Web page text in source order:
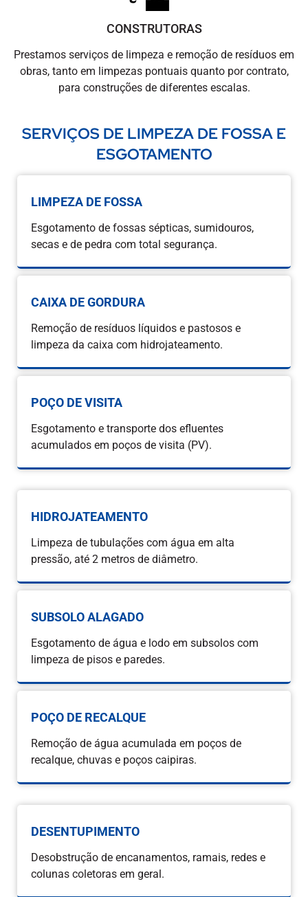
CONSTRUTORAS
Prestamos serviços de limpeza e remoção de resíduos em
obras, tanto em limpezas pontuais quanto por contrato,
para construções de diferentes escalas.
SERVIÇOS DE LIMPEZA DE FOSSA E
ESGOTAMENTO
LIMPEZA DE FOSSA
Esgotamento de fossas sépticas, sumidouros,
secas e de pedra com total segurança.
CAIXA DE GORDURA
Remoção de resíduos líquidos e pastosos e
limpeza da caixa com hidrojateamento.
POÇO DE VISITA
Esgotamento e transporte dos efluentes
acumulados em poços de visita (PV).
HIDROJATEAMENTO
Limpeza de tubulações com água em alta
pressão, até 2 metros de diâmetro.
SUBSOLO ALAGADO
Esgotamento de água e lodo em subsolos com
limpeza de pisos e paredes.
POÇO DE RECALQUE
Remoção de água acumulada em poços de
recalque, chuvas e poços caipiras.
DESENTUPIMENTO
Desobstrução de encanamentos, ramais, redes e
colunas coletoras em geral.